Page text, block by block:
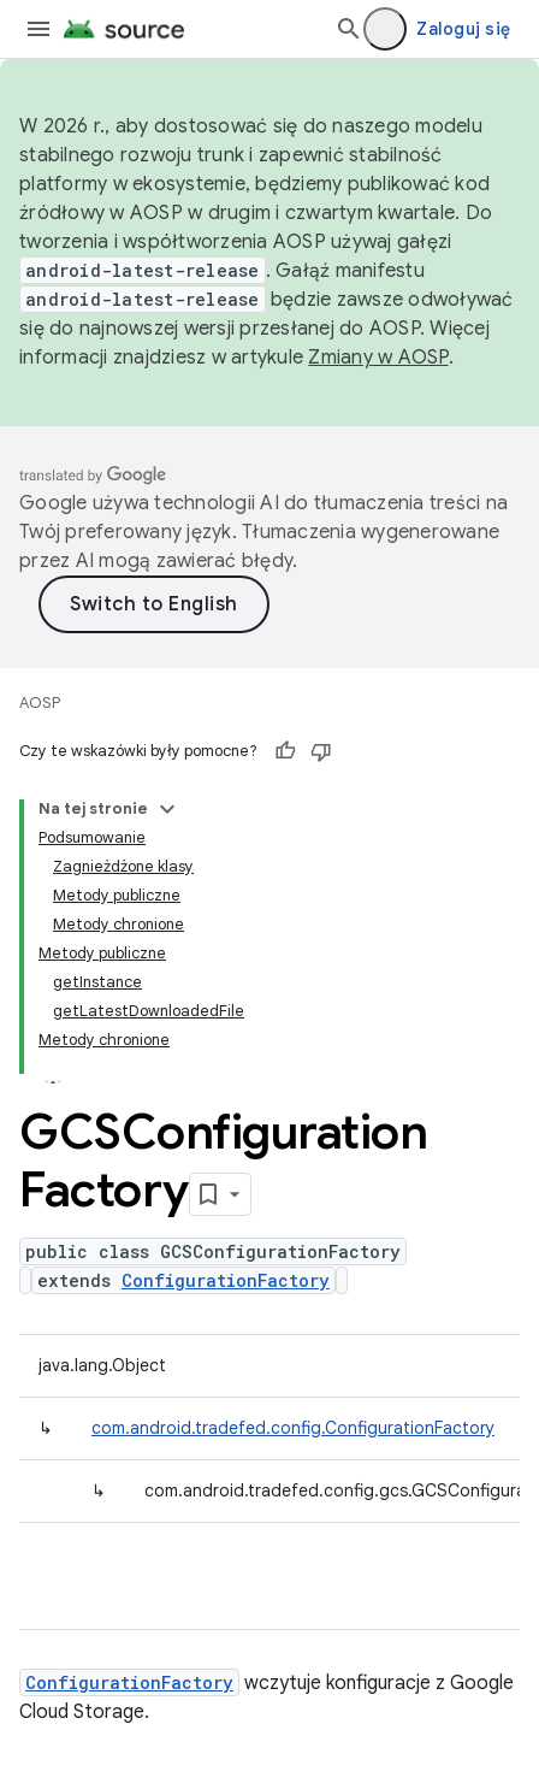
Zaloguj się
W 2026 r., aby dostosować się do naszego modelu
stabilnego rozwoju trunk i zapewnić stabilność
platformy w ekosystemie, będziemy publikować kod
źródłowy w AOSP w drugim i czwartym kwartale. Do
tworzenia i współtworzenia AOSP używaj gałęzi
android-latest-release . Gałąź manifestu
android-latest-release będzie zawsze odwoływać
się do najnowszej wersji przesłanej do AOSP. Więcej
informacji znajdziesz w artykule Zmiany w AOSP.
Google używa technologii AI do tłumaczenia treści na
Twój preferowany język. Tłumaczenia wygenerowane
przez AI mogą zawierać błędy.
AOSP
Czy te wskazówki były pomocne?
Na tej stronie
Podsumowanie
Zagnieżdżone klasy
Metody publiczne
Metody chronione
Metody publiczne
getInstance
getLatestDownloadedFile
Metody chronione
GCSConfiguration
Factory
public class GCSConfigurationFactory
extends ConfigurationFactory
java.lang.Object
↳ com.android.tradefed.config.ConfigurationFactory
↳
ConfigurationFactory wczytuje konfiguracje z Google
Cloud Storage.